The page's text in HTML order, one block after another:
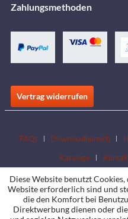
Zahlungsmethoden
Vertrag widerrufen
FAQs Downloadbereich
Kataloge
Diese Website benutzt
Website erforderlich sind und
die den Komfort bei
Direktwerbung dienen oder